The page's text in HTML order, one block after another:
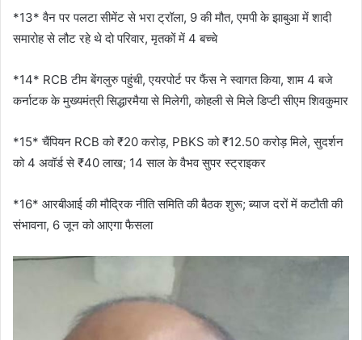
*13* वैन पर पलटा सीमेंट से भरा ट्रॉला, 9 की मौत, एमपी के झाबुआ में शादी
समारोह से लौट रहे थे दो परिवार, मृतकों में 4 बच्चे
*14* RCB टीम बेंगलुरु पहुंची, एयरपोर्ट पर फैंस ने स्वागत किया, शाम 4 बजे
कर्नाटक के मुख्यमंत्री सिद्धारमैया से मिलेगी, कोहली से मिले डिप्टी सीएम शिवकुमार
*15* चैंपियन RCB को ₹20 करोड़, PBKS को ₹12.50 करोड़ मिले, सुदर्शन
को 4 अवॉर्ड से ₹40 लाख; 14 साल के वैभव सुपर स्ट्राइकर
*16* आरबीआई की मौद्रिक नीति समिति की बैठक शुरू; ब्याज दरों में कटौती की
संभावना, 6 जून को आएगा फैसला